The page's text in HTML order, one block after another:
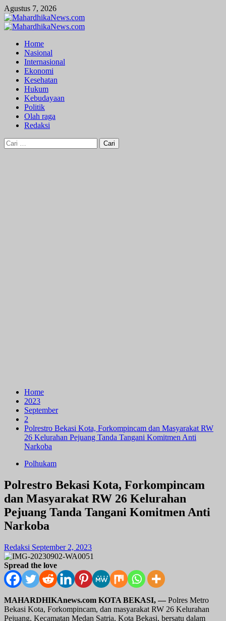
Skip
to
content
Agustus 7, 2026
Primary
Home
Nasional
Internasional
Ekonomi
Kesehatan
Hukum
Kebudayaan
Politik
Olah raga
Redaksi
Cari
untuk:
Home
2023
September
2
Polrestro Bekasi Kota, Forkompincam dan Masyarakat RW
26 Kelurahan Pejuang Tanda Tangani Komitmen Anti
Narkoba
Polhukam
Polrestro Bekasi Kota, Forkompincam
dan Masyarakat RW 26 Kelurahan
Pejuang Tanda Tangani Komitmen Anti
Narkoba
Redaksi September 2, 2023
Spread the love
MAHARDHIKAnews.com KOTA BEKASI, — Polres Metro
Bekasi Kota, Forkompincam, dan masyarakat RW 26 Kelurahan
Pejuang, Kecamatan Medan Satria, Kota Bekasi, bersatu dalam